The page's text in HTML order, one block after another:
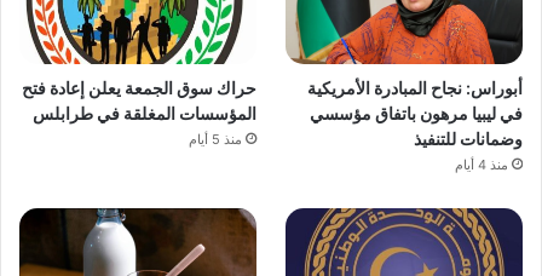
أبوراس: نجاح المبادرة الأمريكية
في ليبيا مرهون باتفاق مؤسسي
وضمانات للتنفيذ
منذ 4 أيام
حراك سوق الجمعة يعلن إعادة فتح
المؤسسات المغلقة في طرابلس
منذ 5 أيام